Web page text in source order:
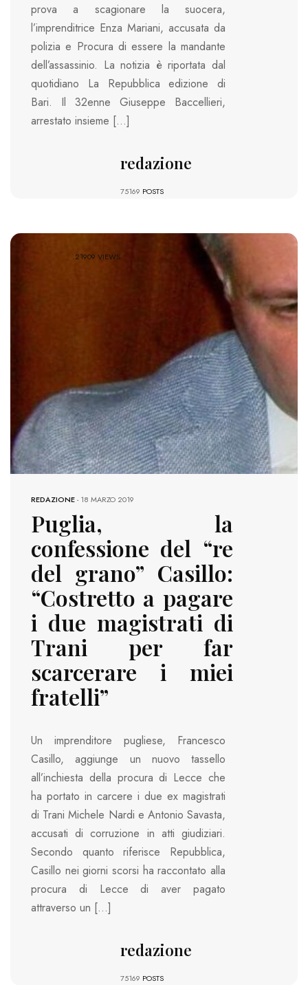
prova a scagionare la suocera,
l’imprenditrice Enza Mariani, accusata da
polizia e Procura di essere la mandante
dell’assassinio. La notizia è riportata dal
quotidiano La Repubblica edizione di
Bari. Il 32enne Giuseppe Baccellieri,
arrestato insieme […]
redazione
75169 POSTS
21909 VIEWS
REDAZIONE-18 MARZO 2019
Puglia, la
confessione del “re
del grano” Casillo:
“Costretto a pagare
i due magistrati di
Trani per far
scarcerare i miei
fratelli”
Un imprenditore pugliese, Francesco
Casillo, aggiunge un nuovo tassello
all’inchiesta della procura di Lecce che
ha portato in carcere i due ex magistrati
di Trani Michele Nardi e Antonio Savasta,
accusati di corruzione in atti giudiziari.
Secondo quanto riferisce Repubblica,
Casillo nei giorni scorsi ha raccontato alla
procura di Lecce di aver pagato
attraverso un […]
redazione
75169 POSTS